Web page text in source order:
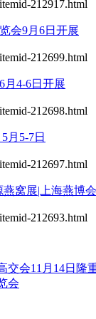
212917.html
会9月6日开展
212699.html
月4-6日开展
212698.html
月5-7日
212697.html
燕窝展|上海燕博会
212693.html
交会11月14日隆
会